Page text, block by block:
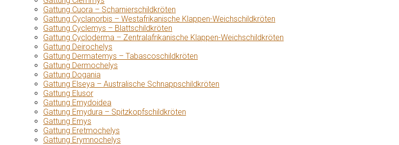
Gattung Cuora – Scharnierschildkröten
Gattung Cyclanorbis – Westafrikanische Klappen-Weichschildkröten
Gattung Cyclemys – Blattschildkröten
Gattung Cycloderma – Zentralafrikanische Klappen-Weichschildkröten
Gattung Deirochelys
Gattung Dermatemys – Tabascoschildkröten
Gattung Dermochelys
Gattung Dogania
Gattung Elseya – Australische Schnappschildkröten
Gattung Elusor
Gattung Emydoidea
Gattung Emydura – Spitzkopfschildkröten
Gattung Emys
Gattung Eretmochelys
Gattung Erymnochelys